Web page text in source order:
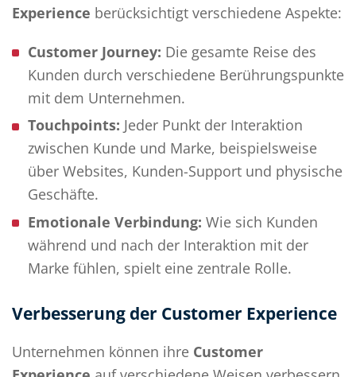
Experience berücksichtigt verschiedene Aspekte:
Customer Journey: Die gesamte Reise des
Kunden durch verschiedene Berührungspunkte
mit dem Unternehmen.
Touchpoints: Jeder Punkt der Interaktion
zwischen Kunde und Marke, beispielsweise
über Websites, Kunden-Support und physische
Geschäfte.
Emotionale Verbindung: Wie sich Kunden
während und nach der Interaktion mit der
Marke fühlen, spielt eine zentrale Rolle.
Verbesserung der Customer Experience
Unternehmen können ihre Customer